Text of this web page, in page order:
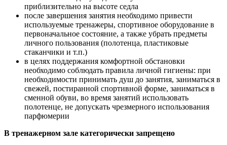
приблизительно на высоте седла
после завершения занятия необходимо привести
используемые тренажеры, спортивное оборудование в
первоначальное состояние, а также убрать предметы
личного пользования (полотенца, пластиковые
стаканчики и т.п.)
в целях поддержания комфортной обстановки
необходимо соблюдать правила личной гигиены: при
необходимости принимать душ до занятия, заниматься в
свежей, постиранной спортивной форме, заниматься в
сменной обуви, во время занятий использовать
полотенце, не допускать чрезмерного использования
парфюмерии
В тренажерном зале категорически запрещено